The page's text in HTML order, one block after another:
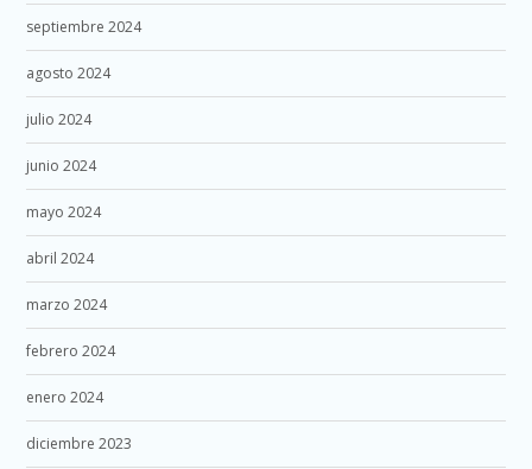
septiembre 2024
agosto 2024
julio 2024
junio 2024
mayo 2024
abril 2024
marzo 2024
febrero 2024
enero 2024
diciembre 2023